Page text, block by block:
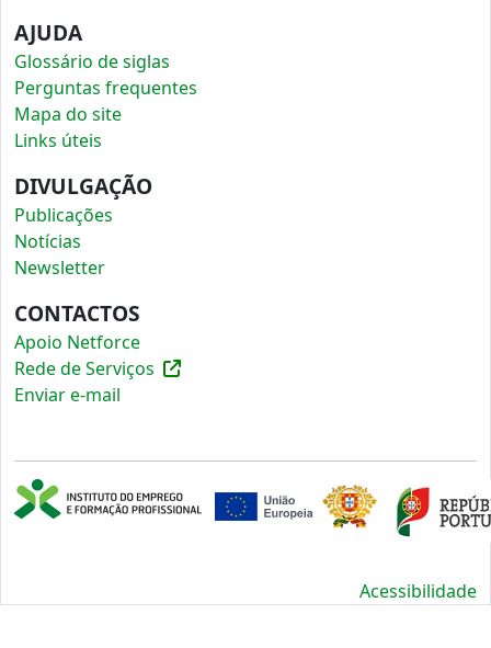
AJUDA
Glossário de siglas
Perguntas frequentes
Mapa do site
Links úteis
DIVULGAÇÃO
Publicações
Notícias
Newsletter
CONTACTOS
Apoio Netforce
Rede de Serviços
Enviar e-mail
Acessibilidade